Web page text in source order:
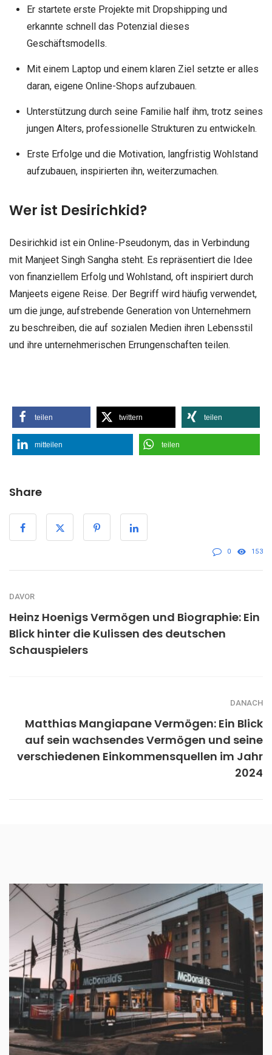
Er startete erste Projekte mit Dropshipping und
erkannte schnell das Potenzial dieses
Geschäftsmodells.
Mit einem Laptop und einem klaren Ziel setzte er alles
daran, eigene Online-Shops aufzubauen.
Unterstützung durch seine Familie half ihm, trotz seines
jungen Alters, professionelle Strukturen zu entwickeln.
Erste Erfolge und die Motivation, langfristig Wohlstand
aufzubauen, inspirierten ihn, weiterzumachen.
Wer ist Desirichkid?
Desirichkid ist ein Online-Pseudonym, das in Verbindung
mit Manjeet Singh Sangha steht. Es repräsentiert die Idee
von finanziellem Erfolg und Wohlstand, oft inspiriert durch
Manjeets eigene Reise. Der Begriff wird häufig verwendet,
um die junge, aufstrebende Generation von Unternehmern
zu beschreiben, die auf sozialen Medien ihren Lebensstil
und ihre unternehmerischen Errungenschaften teilen.
teilen twittern teilen
mitteilen teilen
Share
0 153
DAVOR
Heinz Hoenigs Vermögen und Biographie: Ein
Blick hinter die Kulissen des deutschen
Schauspielers
DANACH
Matthias Mangiapane Vermögen: Ein Blick
auf sein wachsendes Vermögen und seine
verschiedenen Einkommensquellen im Jahr
2024